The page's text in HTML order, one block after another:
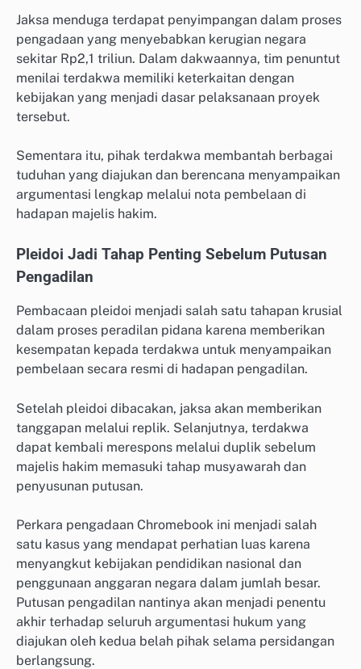
Jaksa menduga terdapat penyimpangan dalam proses
pengadaan yang menyebabkan kerugian negara
sekitar Rp2,1 triliun. Dalam dakwaannya, tim penuntut
menilai terdakwa memiliki keterkaitan dengan
kebijakan yang menjadi dasar pelaksanaan proyek
tersebut.
Sementara itu, pihak terdakwa membantah berbagai
tuduhan yang diajukan dan berencana menyampaikan
argumentasi lengkap melalui nota pembelaan di
hadapan majelis hakim.
Pleidoi Jadi Tahap Penting Sebelum Putusan
Pengadilan
Pembacaan pleidoi menjadi salah satu tahapan krusial
dalam proses peradilan pidana karena memberikan
kesempatan kepada terdakwa untuk menyampaikan
pembelaan secara resmi di hadapan pengadilan.
Setelah pleidoi dibacakan, jaksa akan memberikan
tanggapan melalui replik. Selanjutnya, terdakwa
dapat kembali merespons melalui duplik sebelum
majelis hakim memasuki tahap musyawarah dan
penyusunan putusan.
Perkara pengadaan Chromebook ini menjadi salah
satu kasus yang mendapat perhatian luas karena
menyangkut kebijakan pendidikan nasional dan
penggunaan anggaran negara dalam jumlah besar.
Putusan pengadilan nantinya akan menjadi penentu
akhir terhadap seluruh argumentasi hukum yang
diajukan oleh kedua belah pihak selama persidangan
berlangsung.